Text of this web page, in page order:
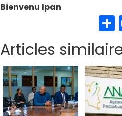
Bienvenu Ipan
Articles